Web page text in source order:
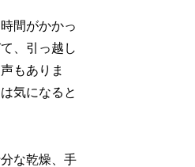
間がかかっ
、引っ越し
もありま
気になると
な乾燥、手